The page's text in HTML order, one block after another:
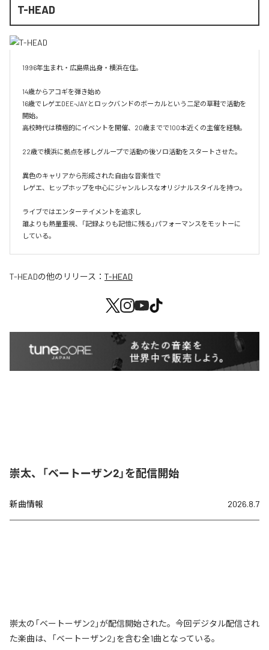
T-HEAD
1996年生まれ・広島県出身・横浜在住。
14歳からアコギを弾き始め
16歳でレゲエDEE-JAYとロックバンドのボーカルという二足の草鞋で活動を
開始。
高校時代は積極的にイベントを開催、20歳までで100本近くの主催を経験。
22歳で横浜に拠点を移しグループで活動の後ソロ活動をスタートさせた。
異色のキャリアから形成された自由な音楽性で
レゲエ、ヒップホップを中心にジャンルレスなオリジナルスタイルを持つ。
ライブではエンターテイメントを追求し
誰よりも熱量重視、「記録よりも記憶に残る」パフォーマンスをモットーに
している。
T-HEADの他のリリース： T-HEAD
崇太、「ベートーザン2」を配信開始
新曲情報 2026.8.7
崇太の「ベートーザン2」が配信開始された。今回デジタル配信され
た楽曲は、「ベートーザン2」を含む全1曲となっている。